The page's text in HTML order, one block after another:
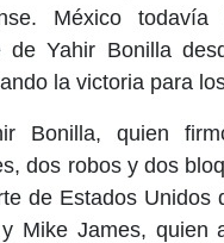
México
Yahir Bonilla
la victoria para
Bonilla, quien
dos robos y dos
de Estados Unidos
Mike James, quien